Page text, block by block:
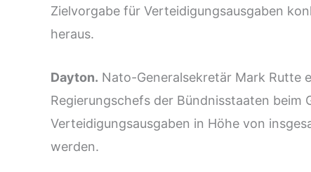
Zielvorgabe für Verteidigungsausgaben
heraus.
Dayton. Nato-Generalsekretär Mark Rutte
Regierungschefs der Bündnisstaaten beim
Verteidigungsausgaben in Höhe von
werden.